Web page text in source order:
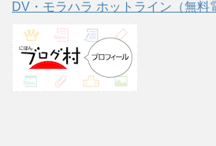
DV・モラハラ ホットライン（無料